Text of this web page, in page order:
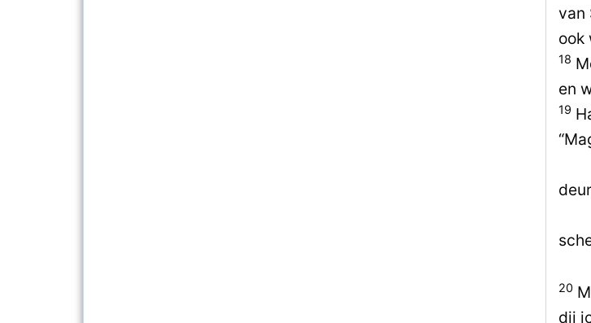
van
ook
18
en
19
20
dij